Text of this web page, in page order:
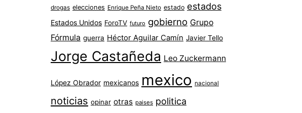
drogas elecciones Enrique Peña Nieto estado estados
Estados Unidos ForoTV futuro gobierno Grupo
Fórmula guerra Héctor Aguilar Camín Javier Tello
Jorge Castañeda Leo Zuckermann
López Obrador mexicanos mexico nacional
noticias opinar otras paises politica